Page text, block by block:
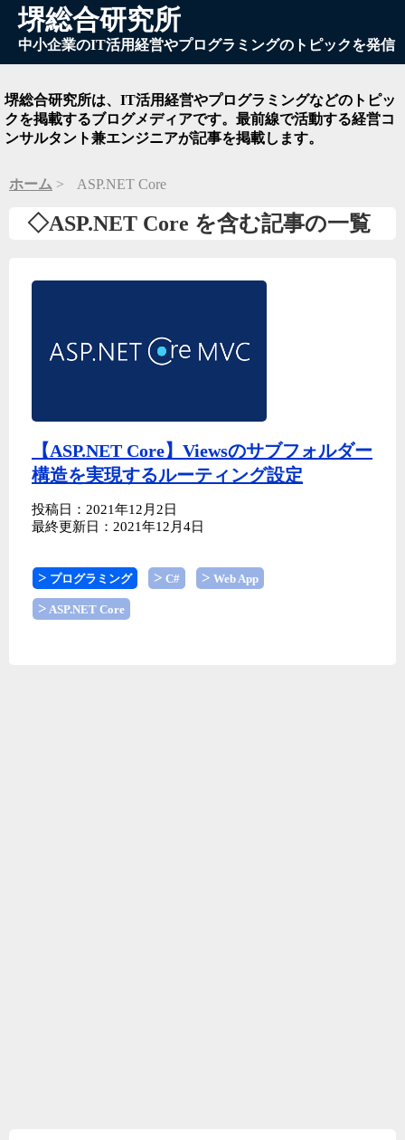
堺総合研究所
中小企業のIT活用経営やプログラミングのトピックを発信
堺総合研究所は、IT活用経営やプログラミングなどのトピッ
クを掲載するブログメディアです。最前線で活動する経営コ
ンサルタント兼エンジニアが記事を掲載します。
ホーム ASP.NET Core
◇ASP.NET Core を含む記事の一覧
【ASP.NET Core】Viewsのサブフォルダー
構造を実現するルーティング設定
投稿日：2021年12月2日
最終更新日：2021年12月4日
プログラミング C# Web App
ASP.NET Core